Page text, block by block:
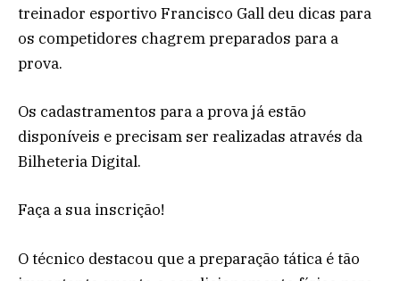
treinador esportivo Francisco Gall deu dicas para
os competidores chagrem preparados para a
prova.
Os cadastramentos para a prova já estão
disponíveis e precisam ser realizadas através da
Bilheteria Digital.
Faça a sua inscrição!
O técnico destacou que a preparação tática é tão